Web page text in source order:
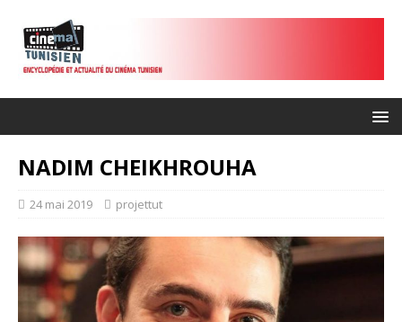
NADIM CHEIKHROUHA
24 mai 2019 projettut